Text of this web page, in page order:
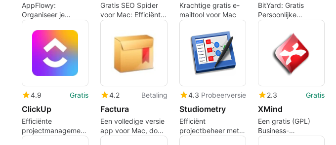
AppFlowy:
Organiseer je
notities efficiënt
Gratis SEO Spider
voor Mac: Efficiënt
en Toegankelijk
Krachtige gratis e-
mailtool voor Mac
BitYard: Gratis
Persoonlijke
Financiële
Beheerder voor Mac
4.9 Gratis
ClickUp
Efficiënte
projectmanagementtool
voor Mac
4.2 Betaling
Factura
Een volledige versie
app voor Mac, door
BaaraSoft.
4.3 Probeerversie
Studiometry
Efficiënt
projectbeheer met
Studiometry
2.3 Gratis
XMind
Een gratis (GPL)
Business-
programma voor